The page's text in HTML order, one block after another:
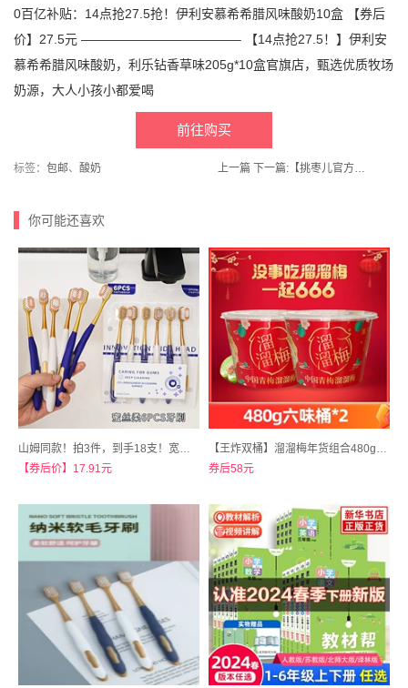
0百亿补贴：14点抢27.5抢！伊利安慕希希腊风味酸奶10盒 【券后
价】27.5元 ————————————– 【14点抢27.5！】伊利安
慕希希腊风味酸奶，利乐钻香草味205g*10盒官旗店，甄选优质牧场
奶源，大人小孩小都爱喝
前往购买
标签： 包邮、 酸奶 上一篇 下一篇: 【挑枣儿官方旗舰店】贝贝南瓜5斤
你可能还喜欢
山姆同款！拍3件，到手18支！宽头密丝柔牙刷18支
【券后价】17.91元
【王炸双桶】溜溜梅年货组合480g加量宝藏桶*2送手提袋
券后58元